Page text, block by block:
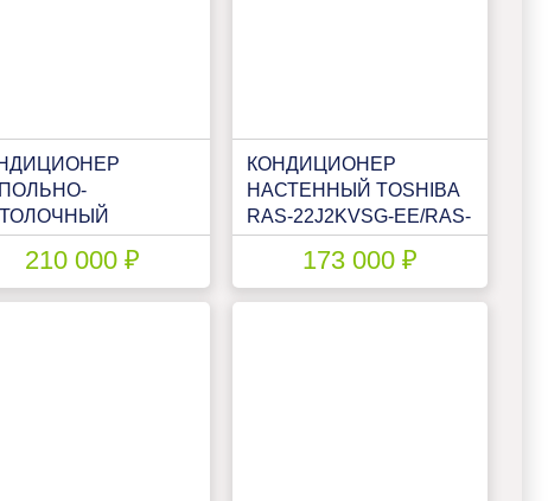
RAS-
E/RAS-
E
210 000 ₽
КОНДИЦИОНЕР
НАСТЕННЫЙ TOSHIBA
RAS-22J2KVSG-EE/RAS-
22J2AVSG-EE
173 000 ₽